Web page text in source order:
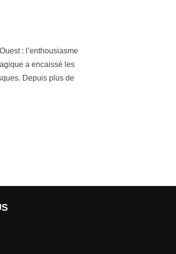
: l’enthousiasme
a encaissé les
Depuis plus de